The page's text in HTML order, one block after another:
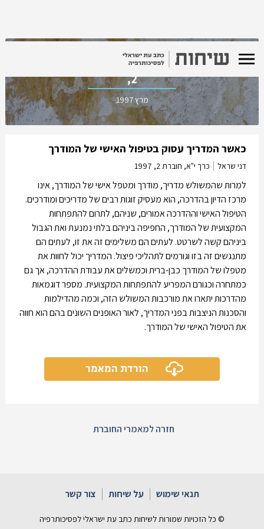
כרך י"א, חוברת
2,
מרץ 1997
כאשר המדריך עסוק בטיפול האישי של המודרך
דני שראל כרך י"א, חוברת 2, 1997
למרות שהמשולש מדריך, מודרך ומטפל אישי של המודרך, אינו
מרכז הדיון בהדרכה, הוא מעסיק זוגות רבים של מדריכים ומודרכים.
הטיפול האישי וההדרכה אמורים, שניהם, לתרום להתפתחות
המקצועית של המודרך, החפיפה ביניהם בלתי נמנעת ואת הגבול
ביניהם קשה לשרטט. לעתים הם משלימים זה את זו, לעתים הם
מתנגשים זה בזו וגורמים לתהליכי פיצול. המדריך יכול לחוות את
מטפלו של המודרך כבן-ברית וכמשלים את עבודת ההדרכה, אך גם
כמתחרה וכגורם המפריע להתפתחות המקצועית. מספר דוגמאות
מהדרכות יתארו את מורכבות המשולש הזה, וכמה מהדילמות
והסכנות הניצבות בפני המדריך, לאור האופנים השונים בהם הוא חווה
את הטיפול האישי של המודרך.
הורדת המאמר
חזרה למאמרי החוברת
תנאי שימוש על שיחות צור קשר
© כל הזכויות שמורות לשיחות כתב עת ישראלי לפסיכותרפיה